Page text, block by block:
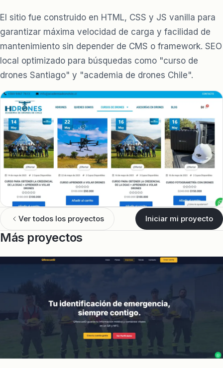
El sitio fue construido en HTML, CSS y JS vanilla para
garantizar máxima velocidad de carga y facilidad de
mantenimiento sin depender de CMS o framework. SEO
local optimizado para búsquedas como "curso de
drones Santiago" y "academia de drones Chile".
Ver todos los proyectos Iniciar mi proyecto
Más proyectos